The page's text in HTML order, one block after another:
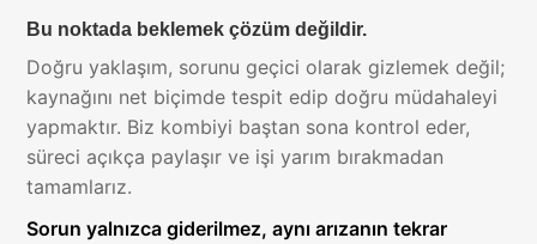
Bu noktada beklemek çözüm değildir.
Doğru yaklaşım, sorunu geçici olarak gizlemek değil;
kaynağını net biçimde tespit edip doğru müdahaleyi
yapmaktır. Biz kombiyi baştan sona kontrol eder,
süreci açıkça paylaşır ve işi yarım bırakmadan
tamamlarız.
Sorun yalnızca giderilmez, aynı arızanın tekrar